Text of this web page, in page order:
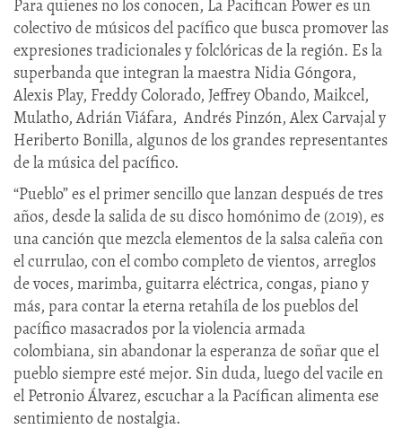
Para quienes no los conocen, La Pacifican Power es un
colectivo de músicos del pacífico que busca promover las
expresiones tradicionales y folclóricas de la región. Es la
superbanda que integran la maestra Nidia Góngora,
Alexis Play, Freddy Colorado, Jeffrey Obando, Maikcel,
Mulatho, Adrián Viáfara, Andrés Pinzón, Alex Carvajal y
Heriberto Bonilla, algunos de los grandes representantes
de la música del pacífico.
“Pueblo” es el primer sencillo que lanzan después de tres
años, desde la salida de su disco homónimo de (2019), es
una canción que mezcla elementos de la salsa caleña con
el currulao, con el combo completo de vientos, arreglos
de voces, marimba, guitarra eléctrica, congas, piano y
más, para contar la eterna retahíla de los pueblos del
pacífico masacrados por la violencia armada
colombiana, sin abandonar la esperanza de soñar que el
pueblo siempre esté mejor. Sin duda, luego del vacile en
el Petronio Álvarez, escuchar a la Pacífican alimenta ese
sentimiento de nostalgia.